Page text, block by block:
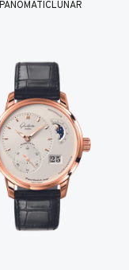
PANOMATICLUNAR